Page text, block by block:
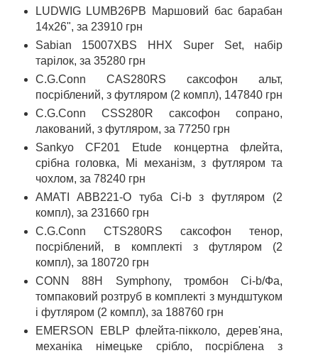
LUDWIG LUMB26PB Маршовий бас барабан
14x26", за 23910 грн
Sabian 15007XBS HHX Super Set, набір
тарілок, за 35280 грн
С.G.Conn CAS280RS саксофон альт,
посріблений, з футляром (2 компл), 147840 грн
С.G.Conn CSS280R саксофон сопрано,
лакований, з футляром, за 77250 грн
Sankyo CF201 Etude концертна флейта,
срібна головка, Мі механізм, з футляром та
чохлом, за 78240 грн
AMATI ABB221-O туба Сі-b з футляром (2
компл), за 231660 грн
С.G.Conn CTS280RS саксофон тенор,
посріблений, в комплекті з футляром (2
компл), за 180720 грн
CONN 88H Symphony, тромбон Сi-b/Фа,
томпаковий розтруб в комплекті з мундштуком
і футляром (2 компл), за 188760 грн
EMERSON EBLP флейта-пікколо, дерев'яна,
механіка німецьке срібло, посріблена з